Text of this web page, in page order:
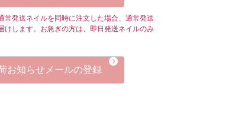
常発送ネイルを同時に注文した場合、通常発送
けします。お急ぎの方は、即日発送ネイルのみ
お知らせメールの登録